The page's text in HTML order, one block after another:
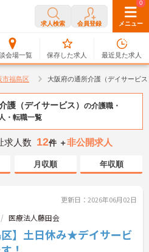
求人検索 会員登録 メニュー
会場一覧
0
保存した求人
0
最近見た求人
市福島区 大阪府の通所介護（デイサービ
護（デイサービス） の介護職・
・転職一覧
求人数 12件 ＋非公開求人
月収順 年収順
更新日：2026年06月02日
医療法人藤田会
区】土日休み★デイサービ